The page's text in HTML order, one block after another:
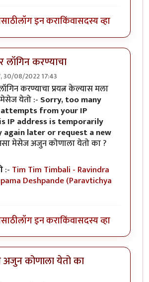
लॉग इन कराकिंवासदस्य व्हा
लॉगिन करण्याचा
30/08/2022 17:43
करण्याचा प्रयत्न केल्यास मला
येतो :- Sorry, too many
from your IP
IP address is temporarily
again later or request a new
मेसेज अजुन कोणाला येतो का ?
:- Tim Tim Timbali - Ravindra
Deshpande (Paravtichya
लॉग इन कराकिंवासदस्य व्हा
कोणाला येतो का